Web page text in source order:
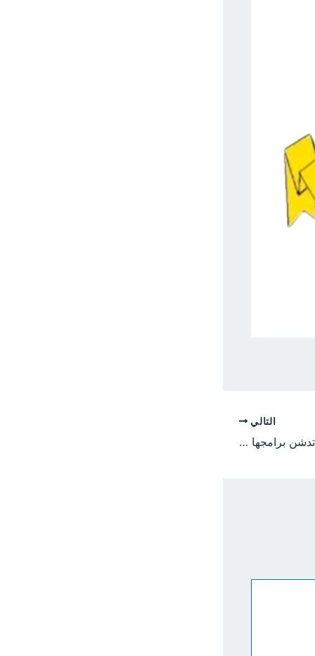
التالي
كلية التربية الحصاحيصا تدشن برامجها التدريبية في مهارات الكتابة العلمية